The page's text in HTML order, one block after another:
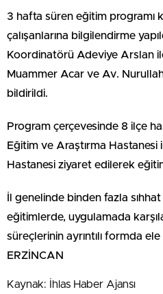
3 hafta süren eğitim programı
çalışanlarına bilgilendirme
Koordinatörü Adeviye Arslan
Muammer Acar ve Av.
bildirildi.
Program çerçevesinde 8 ilçe
Eğitim ve Araştırma Hastanesi
Hastanesi ziyaret edilerek
İl genelinde binden fazla sıhhat
eğitimlerde, uygulamada
süreçlerinin ayrıntılı formda ele
ERZİNCAN
Kaynak: İhlas Haber Ajansı